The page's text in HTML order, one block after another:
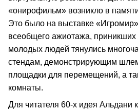
«онирофильм» возникло в
Это было на выставке
всеобщего ажиотажа, приникших
молодых людей тянулись
стендам, демонстрирующим
площадки для перемещений, а
комнаты.
Для читателя 60‑х идея Альдани